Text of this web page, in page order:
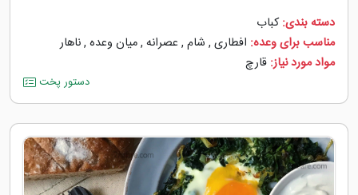
دسته بندی: کباب
مناسب برای وعده: افطاری , شام , عصرانه ,میان وعده ,ناهار
مواد مورد نیاز: قارچ
دستور پخت